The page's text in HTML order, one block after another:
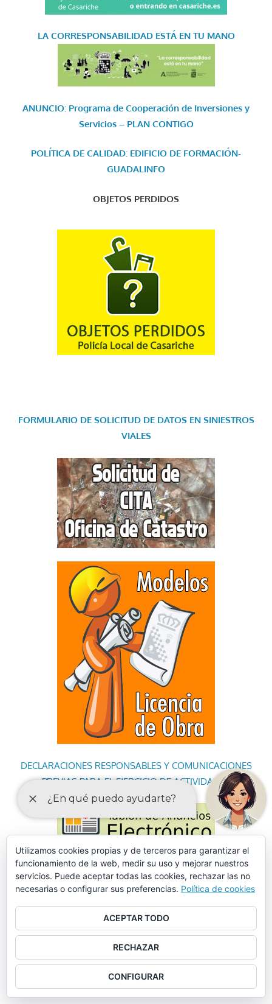
LA CORRESPONSABILIDAD ESTÁ EN TU MANO
ANUNCIO: Programa de Cooperación de Inversiones y
Servicios – PLAN CONTIGO
POLÍTICA DE CALIDAD: EDIFICIO DE FORMACIÓN-
GUADALINFO
OBJETOS PERDIDOS
FORMULARIO DE SOLICITUD DE DATOS EN SINIESTROS
VIALES
DECLARACIONES RESPONSABLES Y COMUNICACIONES
PREVIAS PARA EL EJERCICIO DE ACTIVIDADES
Utilizamos cookies propias y de terceros para garantizar el
funcionamiento de la web, medir su uso y mejorar nuestros
servicios. Puede aceptar todas las cookies, rechazar las no
necesarias o configurar sus preferencias. Política de cookies
ACEPTAR TODO
RECHAZAR
CONFIGURAR